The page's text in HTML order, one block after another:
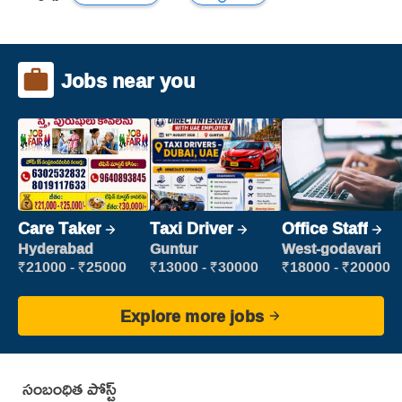
Jobs near you
Care Taker
Hyderabad
₹21000 - ₹25000
Taxi Driver
Guntur
₹13000 - ₹30000
Office Staff
West-godavari
₹18000 - ₹20000
Explore more jobs
సంబంధిత పోస్ట్